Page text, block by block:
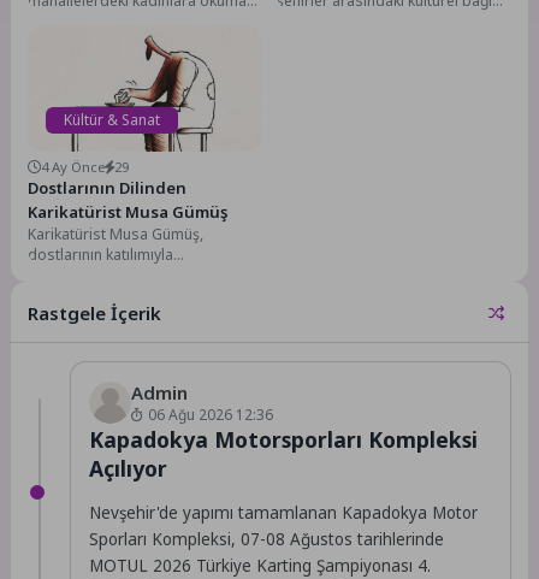
düzenlediği “Nilüfer’de Kadın
Hayata Yakın” etkinliğinde...
Kültür & Sanat
4 Ay Önce 29
Dostlarının Dilinden
Karikatürist Musa Gümüş
Karikatürist Musa Gümüş,
dostlarının katılımıyla
Belediyesi Karikatür Evi’nde...
Rastgele İçerik
Admin
06 Ağu 2026 12:36
Kapadokya Motorsporları Kompleksi
Açılıyor
Nevşehir'de yapımı tamamlanan Kapadokya Motor
Sporları Kompleksi, 07-08 Ağustos tarihlerinde
MOTUL 2026 Türkiye Karting Şampiyonası 4.